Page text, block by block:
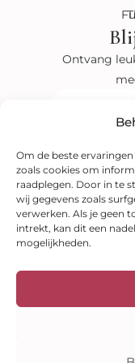
Om de beste
zoals cookies om
raadplegen. Door in te
wij gegevens zoals
verwerken. Als je geen
intrekt, kan dit een
mogelijkheden.
Ontvang